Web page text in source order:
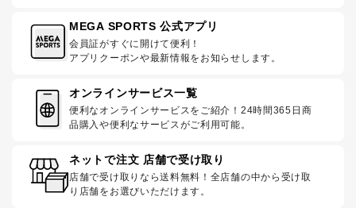
MEGA SPORTS 公式アプリ
会員証がすぐに開けて便利！
アプリクーポンや最新情報をお知らせします。
オンラインサービス一覧
便利なオンラインサービスをご紹介！24時間365日商
品購入や便利なサービスがご利用可能。
ネットで注文 店舗で受け取り
店舗で受け取りなら送料無料！全店舗の中から受け取
り店舗をお選びいただけます。